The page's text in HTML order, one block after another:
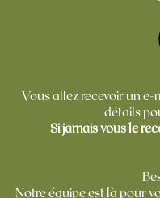
Vous allez recevoir un
détails
Si jamais vous le
Notre équipe est là pour